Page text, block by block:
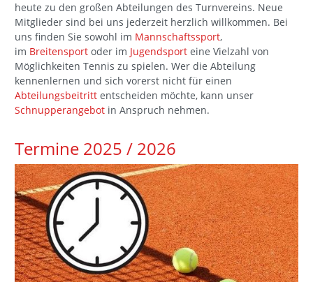
heute zu den großen Abteilungen des Turnvereins. Neue
Mitglieder sind bei uns jederzeit herzlich willkommen. Bei
uns finden Sie sowohl im Mannschaftssport,
im Breitensport oder im Jugendsport eine Vielzahl von
Möglichkeiten Tennis zu spielen. Wer die Abteilung
kennenlernen und sich vorerst nicht für einen
Abteilungsbeitritt entscheiden möchte, kann unser
Schnupperangebot in Anspruch nehmen.
Termine 2025 / 2026